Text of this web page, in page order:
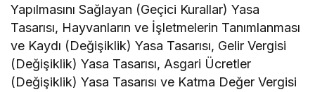
Yapılmasını Sağlayan (Geçici Kurallar) Yasa
Tasarısı, Hayvanların ve İşletmelerin Tanımlanması
ve Kaydı (Değişiklik) Yasa Tasarısı, Gelir Vergisi
(Değişiklik) Yasa Tasarısı, Asgari Ücretler
(Değişiklik) Yasa Tasarısı ve Katma Değer Vergisi